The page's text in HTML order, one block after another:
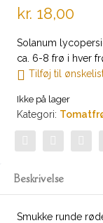
kr. 18,00
Solanum
ca. 6-8 frø i hver
Tilføj til
Ikke på lager
Kategori:
Beskrivelse
Smukke runde